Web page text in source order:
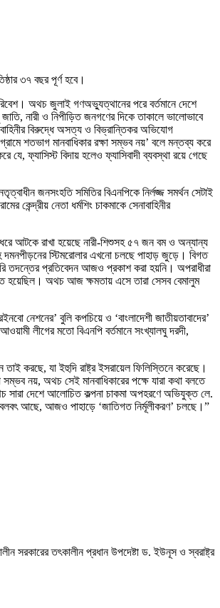
৩৭ বছর পূর্ণ হবে।
অথচ জুলাই গণঅভ্যুত্থানের পরে বর্তমানে দেশে
নারী ও নিপীড়িত জনগণের দিকে তাকালে ভালোভাবে
বিরুদ্ধে অসত্য ও বিভ্রান্তিকর অভিযোগ
শতভাগ মানবাধিকার রক্ষা সম্ভব নয়’ বলে মন্তব্য করে
ফ্যাসিস্ট বিদায় হলেও ফ্যাসিবাদী ব্যবস্থা রয়ে গেছে
জনসংহতি সমিতির বিএনপিকে নির্লজ্জ সমর্থন সেটাই
নেতা ধর্মশিং চাকমাকে সেনাবাহিনীর
ধরে আটকে রাখা হয়েছে নারী-শিশুসহ ৫৭ জন বম ও অন্যান্য
দমনপীড়নের স্টিমরোলার এখনো চলছে পাহাড় জুড়ে। বিগত
তদন্তের প্রতিবেদন আজও প্রকাশ করা হয়নি। অপরাধীরা
হয়েছিল। অথচ আজ ক্ষমতায় এসে তারা সেসব বেমালুম
নেশনের’ বুলি কপচিয়ে ও ‘বাংলাদেশী জাতীয়তাবাদের’
লীগের মতো বিএনপি বর্তমানে সংখ্যালঘু দরদী,
করছে, যা ইহুদি রাষ্ট্র ইসরায়েল ফিলিস্তিনে করেছে।
সম্ভব নয়, অথচ সেই মানবাধিকারের পক্ষে যারা কথা বলতে
সারা দেশে আলোচিত কল্পনা চাকমা অপহরণে অভিযুক্ত লে.
আছে, আজও পাহাড়ে ‘জাতিগত নির্মূলীকরণ’ চলছে।”
সরকারের তৎকালীন প্রধান উপদেষ্টা ড. ইউনূস ও স্বরাষ্ট্র